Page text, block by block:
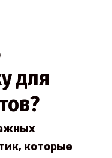
для
которые